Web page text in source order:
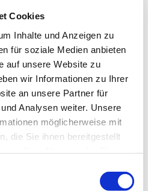
Cookies
Inhalte und Anzeigen zu
für soziale Medien anbieten
auf unsere Website zu
wir Informationen zu Ihrer
an unsere Partner für
Analysen weiter. Unsere
möglicherweise mit
die Sie ihnen bereitgestellt
/Silhouette 1
Mitarbeiterin